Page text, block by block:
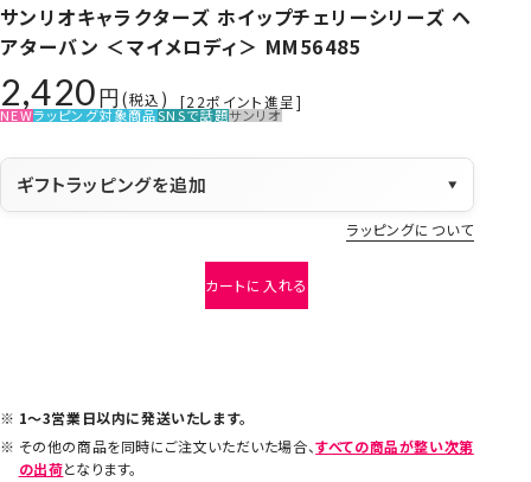
サンリオキャラクターズ ホイップチェリーシリーズ ヘ
アターバン ＜マイメロディ＞ MM56485
2,420 税込 [22ポイント進呈]
NEWラッピング対象商品SNSで話題サンリオ
ギフトラッピングを追加 ▼
ラッピングについて
カートに入れる
1～3営業日以内に発送いたします。
その他の商品を同時にご注文いただいた場合、すべての商品が整い次第
の出荷となります。